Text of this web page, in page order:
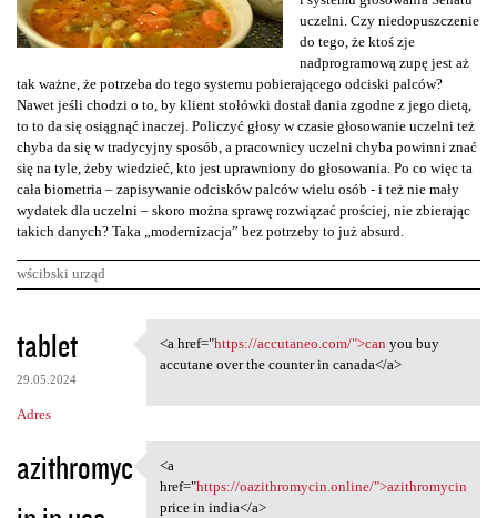
uczelni. Czy niedopuszczenie
do tego, że ktoś zje
nadprogramową zupę jest aż
tak ważne, że potrzeba do tego systemu pobierającego odciski palców?
Nawet jeśli chodzi o to, by klient stołówki dostał dania zgodne z jego dietą,
to to da się osiągnąć inaczej. Policzyć głosy w czasie głosowanie uczelni też
chyba da się w tradycyjny sposób, a pracownicy uczelni chyba powinni znać
się na tyle, żeby wiedzieć, kto jest uprawniony do głosowania. Po co więc ta
cała biometria – zapisywanie odcisków palców wielu osób - i też nie mały
wydatek dla uczelni – skoro można sprawę rozwiązać prościej, nie zbierając
takich danych? Taka „modernizacja” bez potrzeby to już absurd.
wścibski urząd
K
o
m
e
n
t
tablet
29.05.2024
Adres
<a href="https://accutaneo
<a href="https://accutaneo.com/">can you buy
accutane over the counter in canada</a>
azithromyc <a href="https:/
<a
href="https://oazithromycin.online/">azithromycin
price in india</a>